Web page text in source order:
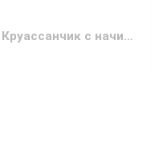
Круассанчик с начинкой Какао-крем-орех Лукас 45 г